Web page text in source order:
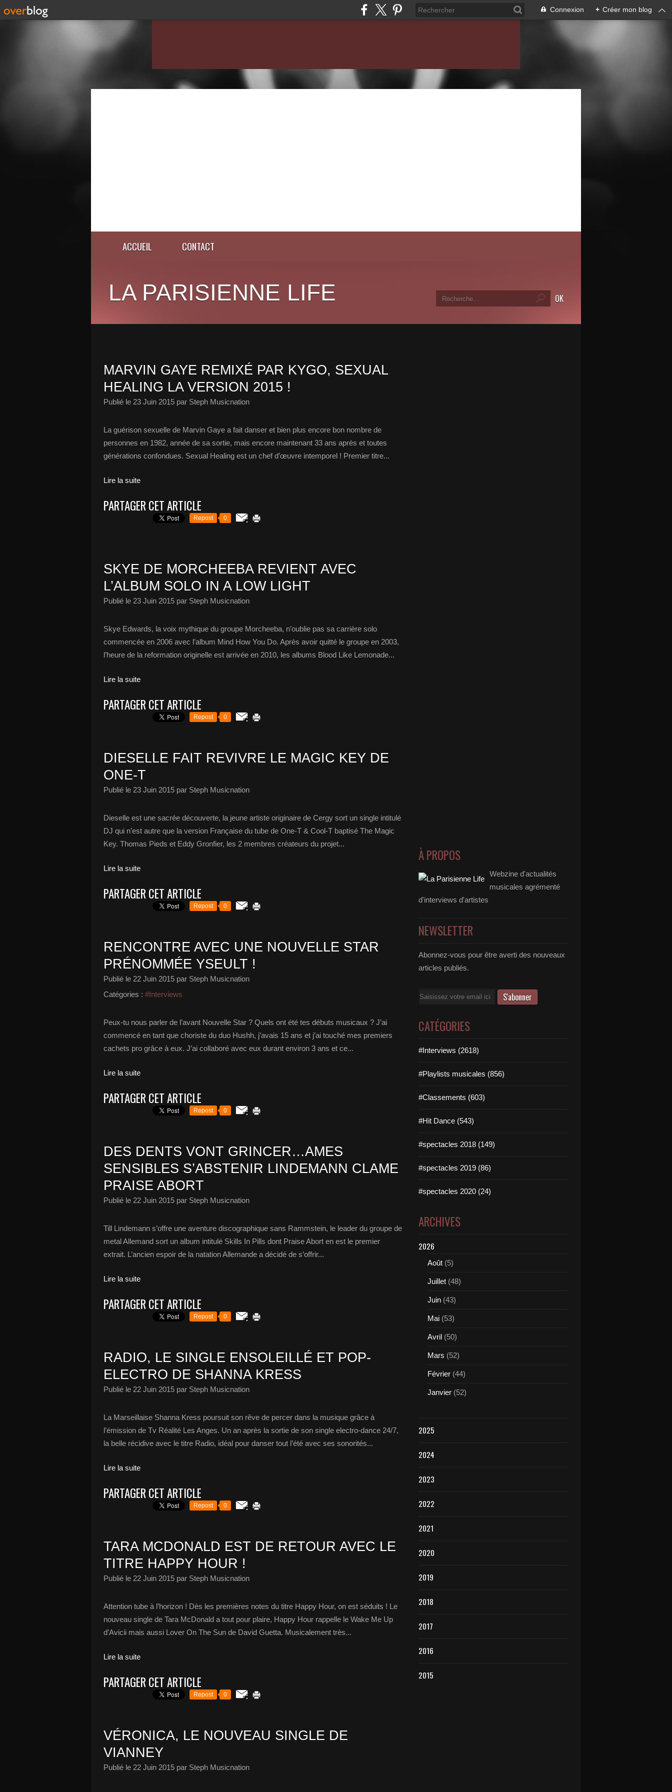
Connexion + Créer mon blog
ACCUEIL CONTACT
LA PARISIENNE LIFE
MARVIN GAYE REMIXÉ PAR KYGO, SEXUAL
HEALING LA VERSION 2015 !
Publié le 23 Juin 2015 par Steph Musicnation
La guérison sexuelle de Marvin Gaye a fait danser et bien plus encore bon nombre de
personnes en 1982, année de sa sortie, mais encore maintenant 33 ans après et toutes
générations confondues. Sexual Healing est un chef d’œuvre intemporel ! Premier titre...
Lire la suite
PARTAGER CET ARTICLE
Repost 0
SKYE DE MORCHEEBA REVIENT AVEC
L’ALBUM SOLO IN A LOW LIGHT
Publié le 23 Juin 2015 par Steph Musicnation
Skye Edwards, la voix mythique du groupe Morcheeba, n’oublie pas sa carrière solo
commencée en 2006 avec l’album Mind How You Do. Après avoir quitté le groupe en 2003,
l’heure de la reformation originelle est arrivée en 2010, les albums Blood Like Lemonade...
Lire la suite
PARTAGER CET ARTICLE
Repost 0
DIESELLE FAIT REVIVRE LE MAGIC KEY DE
ONE-T
Publié le 23 Juin 2015 par Steph Musicnation
Dieselle est une sacrée découverte, la jeune artiste originaire de Cergy sort un single intitulé
DJ qui n’est autre que la version Française du tube de One-T & Cool-T baptisé The Magic
Key. Thomas Pieds et Eddy Gronfier, les 2 membres créateurs du projet...
Lire la suite
PARTAGER CET ARTICLE
Repost 0
RENCONTRE AVEC UNE NOUVELLE STAR
PRÉNOMMÉE YSEULT !
Publié le 22 Juin 2015 par Steph Musicnation
Catégories : #Interviews
Peux-tu nous parler de l’avant Nouvelle Star ? Quels ont été tes débuts musicaux ? J’ai
commencé en tant que choriste du duo Hushh, j’avais 15 ans et j’ai touché mes premiers
cachets pro grâce à eux. J’ai collaboré avec eux durant environ 3 ans et ce...
Lire la suite
PARTAGER CET ARTICLE
Repost 0
DES DENTS VONT GRINCER…AMES
SENSIBLES S’ABSTENIR LINDEMANN CLAME
PRAISE ABORT
Publié le 22 Juin 2015 par Steph Musicnation
Till Lindemann s’offre une aventure discographique sans Rammstein, le leader du groupe de
metal Allemand sort un album intitulé Skills In Pills dont Praise Abort en est le premier
extrait. L’ancien espoir de la natation Allemande a décidé de s’offrir...
Lire la suite
PARTAGER CET ARTICLE
Repost 0
RADIO, LE SINGLE ENSOLEILLÉ ET POP-
ELECTRO DE SHANNA KRESS
Publié le 22 Juin 2015 par Steph Musicnation
La Marseillaise Shanna Kress poursuit son rêve de percer dans la musique grâce à
l’émission de Tv Réalité Les Anges. Un an après la sortie de son single electro-dance 24/7,
la belle récidive avec le titre Radio, idéal pour danser tout l’été avec ses sonorités...
Lire la suite
PARTAGER CET ARTICLE
Repost 0
TARA MCDONALD EST DE RETOUR AVEC LE
TITRE HAPPY HOUR !
Publié le 22 Juin 2015 par Steph Musicnation
Attention tube à l’horizon ! Dès les premières notes du titre Happy Hour, on est séduits ! Le
nouveau single de Tara McDonald a tout pour plaire, Happy Hour rappelle le Wake Me Up
d’Avicii mais aussi Lover On The Sun de David Guetta. Musicalement très...
Lire la suite
PARTAGER CET ARTICLE
Repost 0
VÉRONICA, LE NOUVEAU SINGLE DE
VIANNEY
Publié le 22 Juin 2015 par Steph Musicnation
À PROPOS
Webzine d'actualités
musicales agrémenté
d'interviews d'artistes
NEWSLETTER
Abonnez-vous pour être averti des nouveaux
articles publiés.
Email
CATÉGORIES
#Interviews (2618)
#Playlists musicales (856)
#Classements (603)
#Hit Dance (543)
#spectacles 2018 (149)
#spectacles 2019 (86)
#spectacles 2020 (24)
ARCHIVES
2026
Août (5)
Juillet (48)
Juin (43)
Mai (53)
Avril (50)
Mars (52)
Février (44)
Janvier (52)
2025
2024
2023
2022
2021
2020
2019
2018
2017
2016
2015